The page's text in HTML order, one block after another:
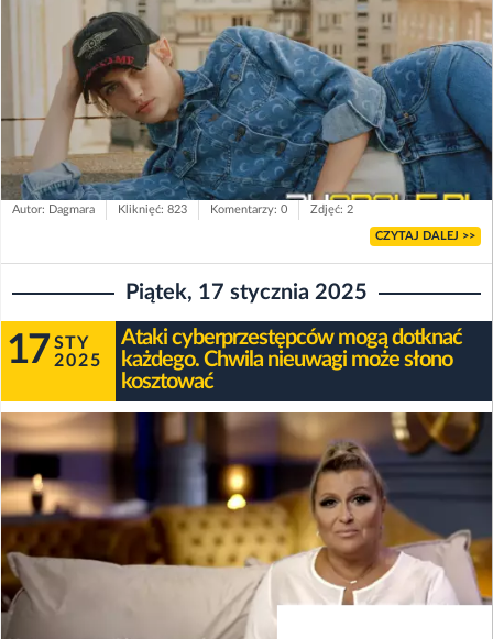
Autor: Dagmara Kliknięć: 823 Komentarzy: 0 Zdjęć: 2
CZYTAJ DALEJ >>
Piątek, 17 stycznia 2025
17 STY
2025
Ataki cyberprzestępców mogą dotknać
każdego. Chwila nieuwagi może słono
kosztować